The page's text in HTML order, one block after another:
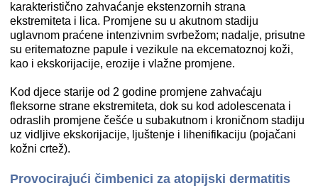
karakteristično zahvaćanje ekstenzornih strana
ekstremiteta i lica. Promjene su u akutnom stadiju
uglavnom praćene intenzivnim svrbežom; nadalje, prisutne
su eritematozne papule i vezikule na ekcematoznoj koži,
kao i ekskorijacije, erozije i vlažne promjene.
Kod djece starije od 2 godine promjene zahvaćaju
fleksorne strane ekstremiteta, dok su kod adolescenata i
odraslih promjene češće u subakutnom i kroničnom stadiju
uz vidljive ekskorijacije, ljuštenje i lihenifikaciju (pojačani
kožni crtež).
Provocirajući čimbenici za atopijski dermatitis